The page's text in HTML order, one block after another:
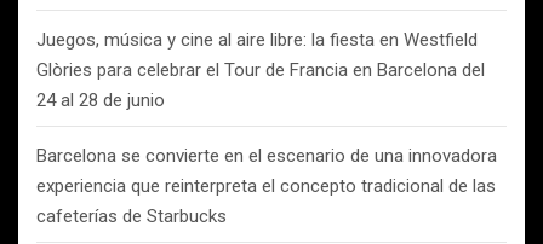
Juegos, música y cine al aire libre: la fiesta en Westfield
Glòries para celebrar el Tour de Francia en Barcelona del
24 al 28 de junio
Barcelona se convierte en el escenario de una innovadora
experiencia que reinterpreta el concepto tradicional de las
cafeterías de Starbucks